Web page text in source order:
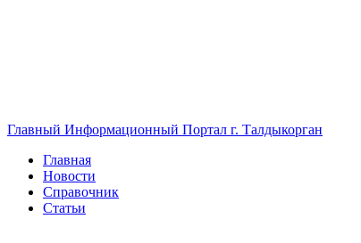
Главный Информационный Портал г. Талдыкорган
Главная
Новости
Справочник
Статьи